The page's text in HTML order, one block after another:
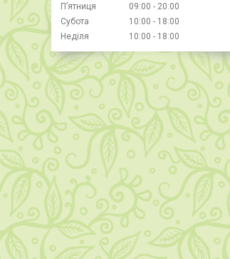
Пʼятниця
09:00
20:00
Субота
10:00
18:00
Неділя
10:00 18:00